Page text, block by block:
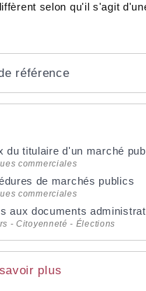
selon qu'il s'agit
référence
du titulaire d'un marché
commerciales
de marchés publics
commerciales
aux documents
- Citoyenneté - Élections
plus